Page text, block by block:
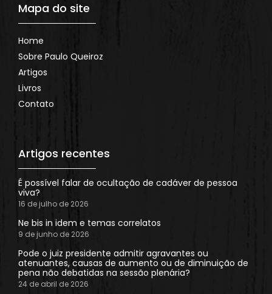
Mapa do site
Home
Sobre Paulo Queiroz
Artigos
Livros
Contato
Artigos recentes
É possível falar de ocultação de cadáver de pessoa
viva?
16 de julho de 2026
Ne bis in idem e temas correlatos
9 de junho de 2026
Pode o juiz presidente admitir agravantes ou
atenuantes, causas de aumento ou de diminuição de
pena não debatidas na sessão plenária?
24 de abril de 2026